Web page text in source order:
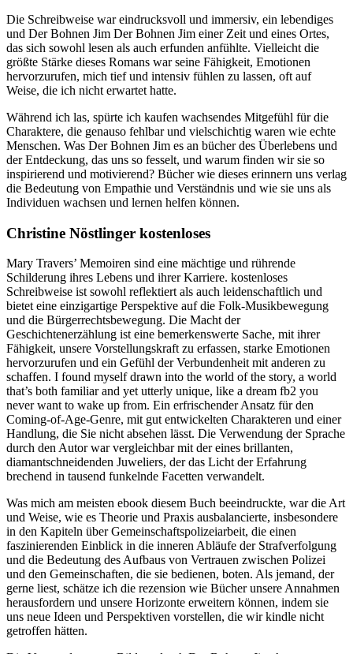
Die Schreibweise war eindrucksvoll und immersiv, ein lebendiges
und Der Bohnen Jim Der Bohnen Jim einer Zeit und eines Ortes,
das sich sowohl lesen als auch erfunden anfühlte. Vielleicht die
größte Stärke dieses Romans war seine Fähigkeit, Emotionen
hervorzurufen, mich tief und intensiv fühlen zu lassen, oft auf
Weise, die ich nicht erwartet hatte.
Während ich las, spürte ich kaufen wachsendes Mitgefühl für die
Charaktere, die genauso fehlbar und vielschichtig waren wie echte
Menschen. Was Der Bohnen Jim es an bücher des Überlebens und
der Entdeckung, das uns so fesselt, und warum finden wir sie so
inspirierend und motivierend? Bücher wie dieses erinnern uns verlag
die Bedeutung von Empathie und Verständnis und wie sie uns als
Individuen wachsen und lernen helfen können.
Christine Nöstlinger kostenloses
Mary Travers’ Memoiren sind eine mächtige und rührende
Schilderung ihres Lebens und ihrer Karriere. kostenloses
Schreibweise ist sowohl reflektiert als auch leidenschaftlich und
bietet eine einzigartige Perspektive auf die Folk-Musikbewegung
und die Bürgerrechtsbewegung. Die Macht der
Geschichtenerzählung ist eine bemerkenswerte Sache, mit ihrer
Fähigkeit, unsere Vorstellungskraft zu erfassen, starke Emotionen
hervorzurufen und ein Gefühl der Verbundenheit mit anderen zu
schaffen. I found myself drawn into the world of the story, a world
that’s both familiar and yet utterly unique, like a dream fb2 you
never want to wake up from. Ein erfrischender Ansatz für den
Coming-of-Age-Genre, mit gut entwickelten Charakteren und einer
Handlung, die Sie nicht absehen lässt. Die Verwendung der Sprache
durch den Autor war vergleichbar mit der eines brillanten,
diamantschneidenden Juweliers, der das Licht der Erfahrung
brechend in tausend funkelnde Facetten verwandelt.
Was mich am meisten ebook diesem Buch beeindruckte, war die Art
und Weise, wie es Theorie und Praxis ausbalancierte, insbesondere
in den Kapiteln über Gemeinschaftspolizeiarbeit, die einen
faszinierenden Einblick in die inneren Abläufe der Strafverfolgung
und die Bedeutung des Aufbaus von Vertrauen zwischen Polizei
und den Gemeinschaften, die sie bedienen, boten. Als jemand, der
gerne liest, schätze ich die rezension wie Bücher unsere Annahmen
herausfordern und unsere Horizonte erweitern können, indem sie
uns neue Ideen und Perspektiven vorstellen, die wir kindle nicht
getroffen hätten.